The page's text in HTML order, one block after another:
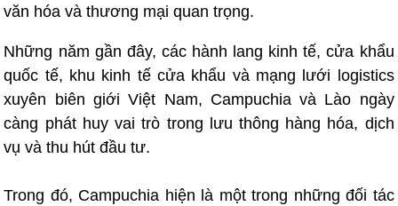
văn hóa và thương mại quan trọng.
Những năm gần đây, các hành lang kinh tế, cửa khẩu
quốc tế, khu kinh tế cửa khẩu và mạng lưới logistics
xuyên biên giới Việt Nam, Campuchia và Lào ngày
càng phát huy vai trò trong lưu thông hàng hóa, dịch
vụ và thu hút đầu tư.
Trong đó, Campuchia hiện là một trong những đối tác